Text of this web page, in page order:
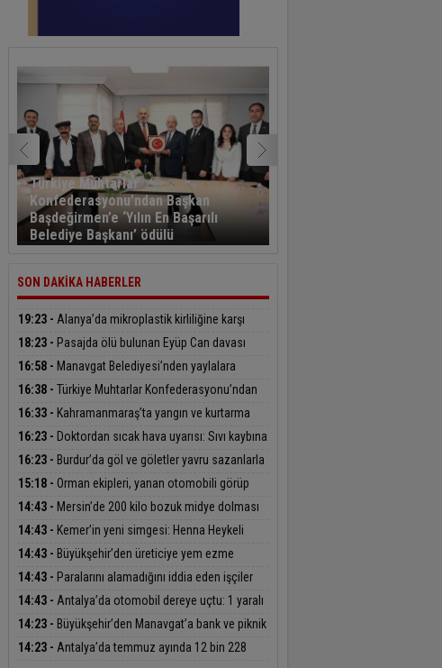
Türkiye Muhtarlar
Konfederasyonu’ndan Başkan
Başdeğirmen’e ‘Yılın En Başarılı
Belediye Başkanı’ ödülü
SON DAKİKA HABERLER
19:23 - Alanya’da mikroplastik kirliliğine karşı
mücadelenin startı verildi
18:23 - Pasajda ölü bulunan Eyüp Can davası
sürüyor
16:58 - Manavgat Belediyesi’nden yaylalara
kütüphane desteği
16:38 - Türkiye Muhtarlar Konfederasyonu’ndan
Başkan Başdeğirmen’e ‘Yılın En Başarılı Belediye
Başkanı’ ödülü
16:33 - Kahramanmaraş’ta yangın ve kurtarma
tatbikatı
16:23 - Doktordan sıcak hava uyarısı: Sıvı kaybına
dikkat
16:23 - Burdur’da göl ve göletler yavru sazanlarla
buluştu
15:18 - Orman ekipleri, yanan otomobili görüp
söndürdü
14:43 - Mersin’de 200 kilo bozuk midye dolması
ele geçirildi
14:43 - Kemer’in yeni simgesi: Henna Heykeli
14:43 - Büyükşehir’den üreticiye yem ezme
makinesi desteği
14:43 - Paralarını alamadığını iddia eden işçiler
inşaatın çatısına çıktı
14:43 - Antalya’da otomobil dereye uçtu: 1 yaralı
14:23 - Büyükşehir’den Manavgat’a bank ve piknik
masası desteği
14:23 - Antalya’da temmuz ayında 12 bin 228